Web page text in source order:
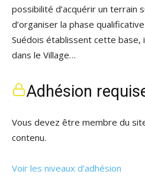
possibilité d’acquérir un terrain
d’organiser la phase
Suédois établissent cette base,
dans le Village…
Adhésion
Vous devez être membre du
contenu.
Voir les niveaux d’adhésion